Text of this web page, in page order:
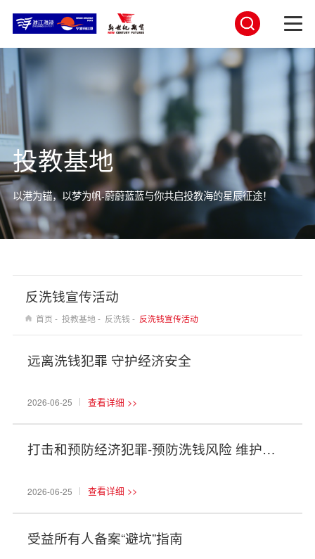
投教基地
以港为锚，以梦为帆-蔚蔚蓝蓝与你共启投教海的星辰征途！
反洗钱宣传活动
首页 -投教基地 - 反洗钱 - 反洗钱宣传活动
远离洗钱犯罪 守护经济安全
2026-06-25 查看详细 >>
打击和预防经济犯罪-预防洗钱风险 维护金融安全
2026-06-25 查看详细 >>
受益所有人备案“避坑”指南